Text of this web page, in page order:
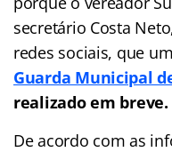
secretário Costa
redes sociais, que um
Guarda Municipal
realizado em breve.
De acordo com as